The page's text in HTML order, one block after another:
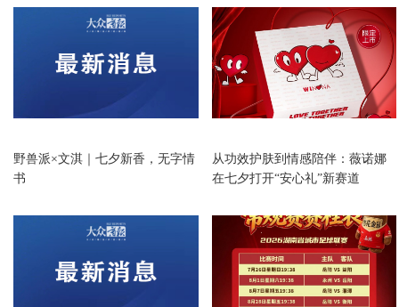
野兽派×文淇｜七夕新香，无字情
书
从功效护肤到情感陪伴：薇诺娜
在七夕打开“安心礼”新赛道